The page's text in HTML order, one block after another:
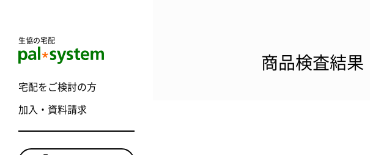
生協の宅配
宅配をご検討の方
加入・資料請求
商品検査結